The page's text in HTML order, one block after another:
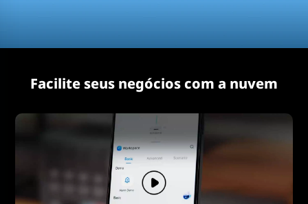
Facilite seus negócios com a nuvem